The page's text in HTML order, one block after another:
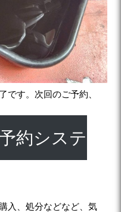
です。次回のご予約、
約システ
入、処分などなど、気